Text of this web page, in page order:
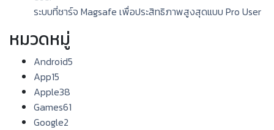
ระบบที่ชาร์จ Magsafe เพื่อประสิทธิภาพสูงสุดแบบ Pro User
หมวดหมู่
Android5
App15
Apple38
Games61
Google2